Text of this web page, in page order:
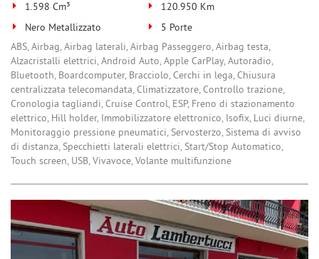
1.598 Cm³
120.950 Km
Nero Metallizzato
5 Porte
ABS, Airbag, Airbag laterali, Airbag Passeggero, Airbag testa,
Alzacristalli elettrici, Android Auto, Apple CarPlay, Autoradio,
Bluetooth, Boardcomputer, Bracciolo, Cerchi in lega, Chiusura
centralizzata telecomandata, Climatizzatore, Controllo trazione,
Cronologia tagliandi, Cruise Control, ESP, Freno di stazionamento
elettrico, Hill holder, Immobilizzatore elettronico, Isofix, Luci diurne,
Monitoraggio pressione pneumatici, Servosterzo, Sistema di avviso
di distanza, Specchietti laterali elettrici, Start/Stop Automatico,
Touch screen, USB, Vivavoce, Volante multifunzione